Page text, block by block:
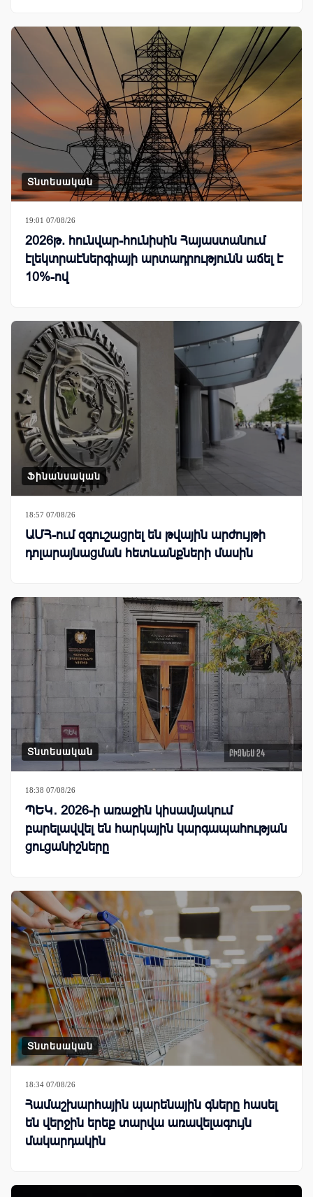
Տնտեսական
19:01 07/08/26
2026թ. հունվար-հունիսին Հայաստանում
էլեկտրաէներգիայի արտադրությունն աճել է
10%-ով
Ֆինանսական
18:57 07/08/26
ԱՄՀ-ում զգուշացրել են թվային արժույթի
դոլարայնացման հետևանքների մասին
Տնտեսական
18:38 07/08/26
ՊԵԿ․ 2026-ի առաջին կիսամյակում
բարելավվել են հարկային կարգապահության
ցուցանիշները
Տնտեսական
18:34 07/08/26
Համաշխարհային պարենային գները հասել
են վերջին երեք տարվա առավելագույն
մակարդակին